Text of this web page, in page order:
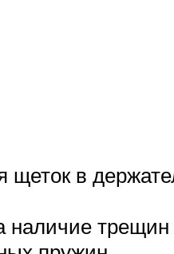
щеток в
трещин